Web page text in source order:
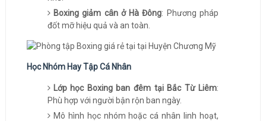
Boxing giảm cân ở Hà Đông: Phương pháp
đốt mỡ hiệu quả và an toàn.
Học Nhóm Hay Tập Cá Nhân
Lớp học Boxing ban đêm tại Bắc Từ Liêm:
Phù hợp với người bận rộn ban ngày.
Mô hình học nhóm hoặc cá nhân linh hoạt,